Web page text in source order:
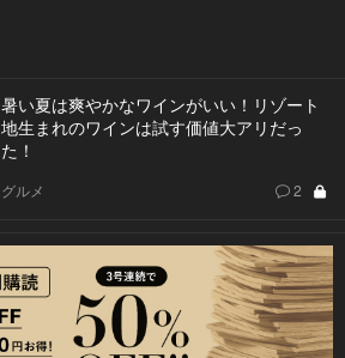
暑い夏は爽やかなワインがいい！リゾート
地生まれのワインは試す価値大アリだっ
た！
グルメ 2